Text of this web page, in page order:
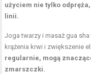
użyciem nie tylko
linii.
Joga twarzy i masaż gua
krążenia krwi i zwiększenie
regularnie, mogą
zmarszczki.